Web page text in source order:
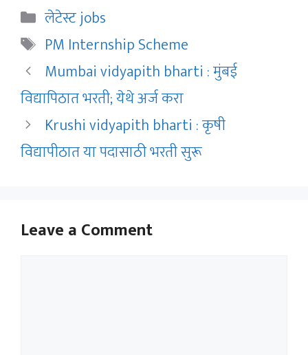
Categories
लेटेस्ट jobs
Tags
PM Internship Scheme
Mumbai vidyapith bharti : मुंबई
विद्यापिठात भरती; येथे अर्ज करा
Krushi vidyapith bharti : कृषी
विद्यापीठात या पदासाठी भरती सुरू
Leave a Comment